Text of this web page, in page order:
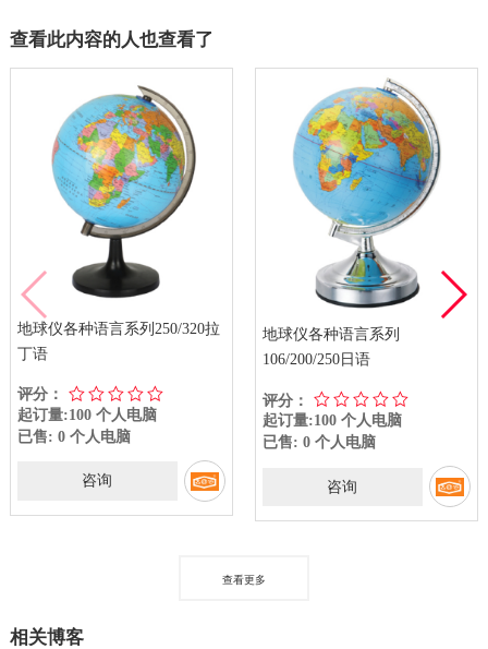
查看此内容的人也查看了
地球仪各种语言系列250/320拉
丁语
评分：
起订量:100 个人电脑
已售: 0 个人电脑
咨询
地球仪各种语言系列
106/200/250日语
评分：
起订量:100 个人电脑
已售: 0 个人电脑
咨询
查看更多
相关博客